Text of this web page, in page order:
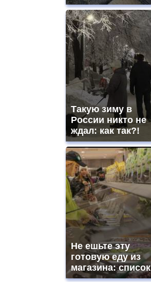
Такую зиму в
России никто не
ждал: как так?!
Не ешьте эту
готовую еду из
магазина: список